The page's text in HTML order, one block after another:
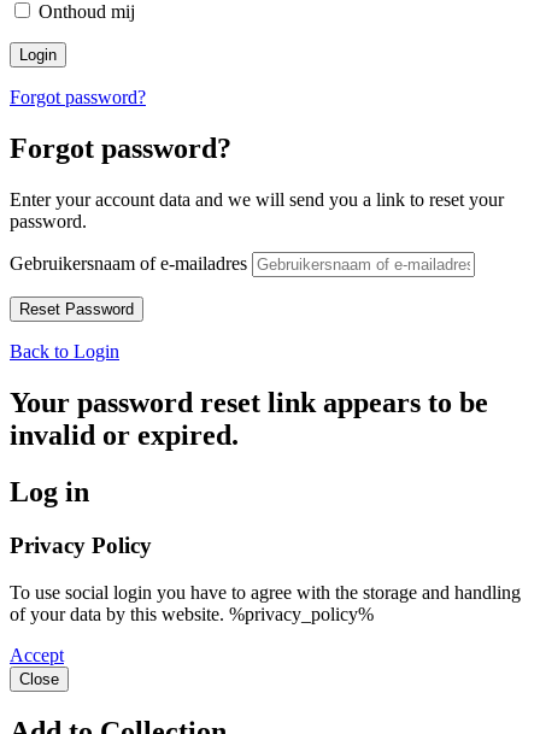
Onthoud mij
Forgot password?
Forgot password?
Enter your account data and we will send you a link to reset your
password.
Gebruikersnaam of e-mailadres
Back to Login
Your password reset link appears to be
invalid or expired.
Log in
Privacy Policy
To use social login you have to agree with the storage and handling
of your data by this website. %privacy_policy%
Accept
Close